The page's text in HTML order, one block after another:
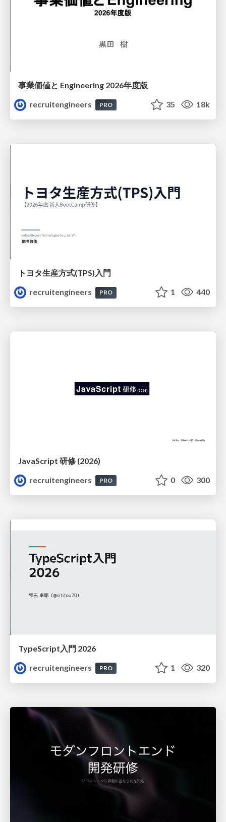
事業価値と Engineering 2026年度版
recruitengineers
PRO 35 18k
トヨタ⽣産⽅式(TPS)⼊⾨
recruitengineers
PRO 1 440
JavaScript 研修 (2026)
recruitengineers
PRO 0 300
TypeScript入門 2026
recruitengineers
PRO 1 320